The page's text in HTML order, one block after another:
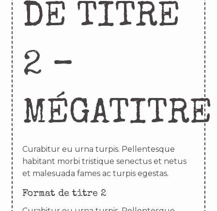
DE TITRE
2 –
MÉGATITRE
Curabitur eu urna turpis. Pellentesque
habitant morbi tristique senectus et netus
et malesuada fames ac turpis egestas.
Format de titre 2